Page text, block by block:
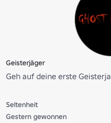
Geisterjäger
Geh auf deine erste
Seltenheit
Gestern gewonnen